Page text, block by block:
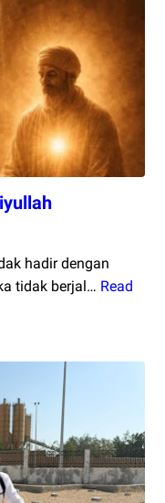
hadir dengan
tidak berjal… Read